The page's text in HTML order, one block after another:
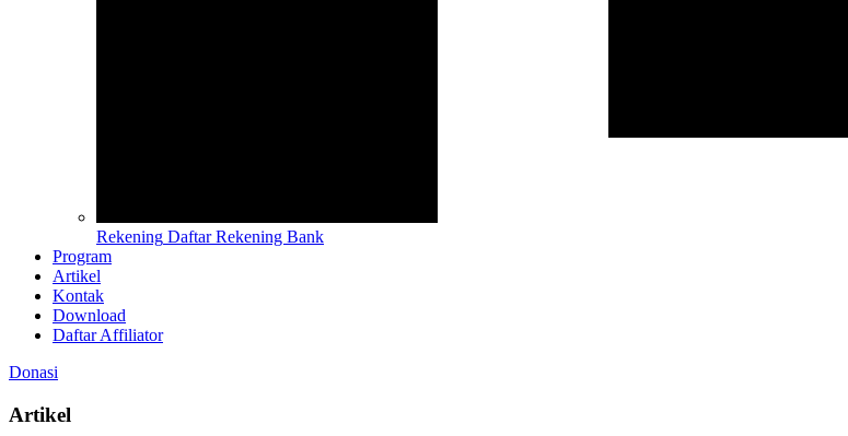
Rekening Daftar Rekening Bank
Program
Artikel
Kontak
Download
Daftar Affiliator
Donasi
Artikel